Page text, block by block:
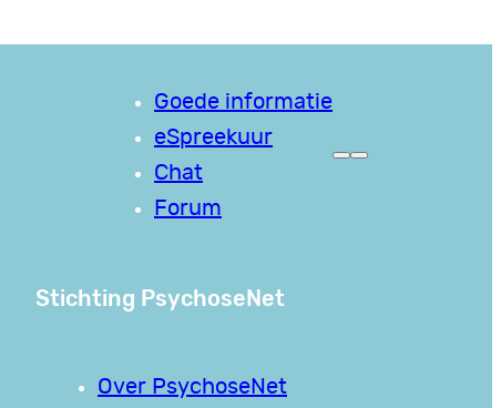
Goede informatie
eSpreekuur
Chat
Forum
Stichting PsychoseNet
Over PsychoseNet